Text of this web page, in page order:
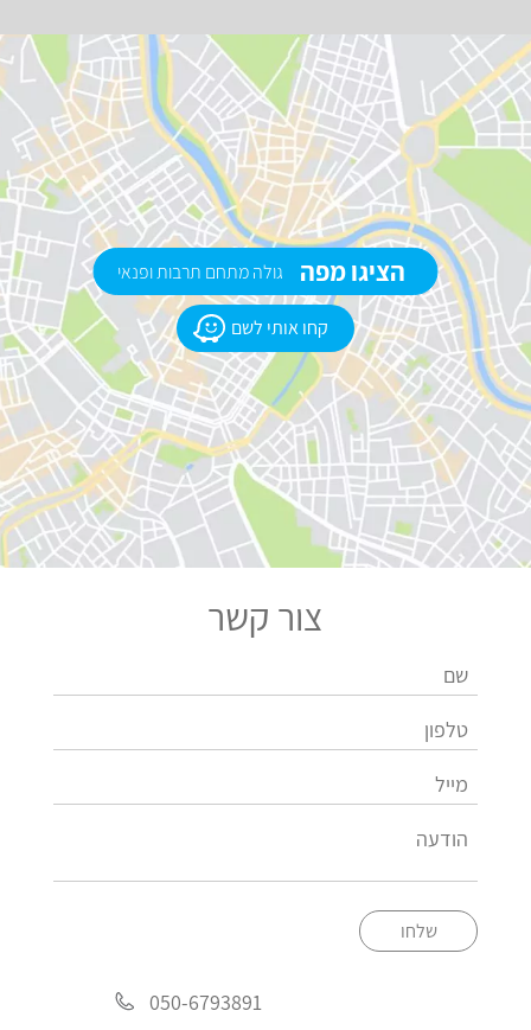
קחו אותי לשם
הציגו מפה גולה מתחם תרבות ופנאי
צור קשר
שלחו
050-6793891